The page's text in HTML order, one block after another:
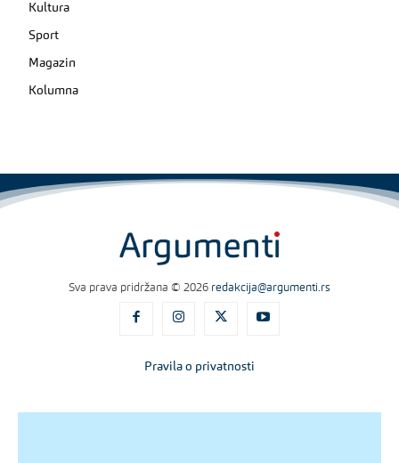
Kultura
Sport
Magazin
Kolumna
Sva prava pridržana © 2026 redakcija@argumenti.rs
Pravila o privatnosti